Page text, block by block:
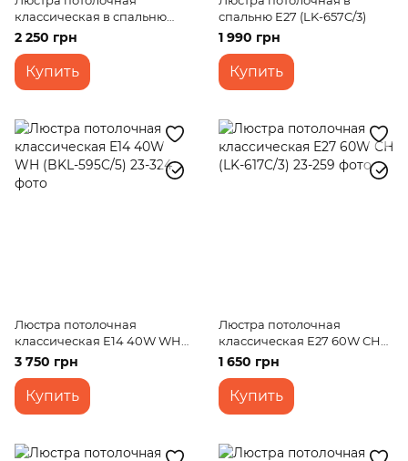
классическая в спальню
E14 40W WH (LK-554C/3)
2 250 грн
Купить
спальню E27 (LK-657C/3)
1 990 грн
Купить
Люстра потолочная
классическая E14 40W WH
(BKL-595C/5)
3 750 грн
Купить
Люстра потолочная
классическая E27 60W CH
(LK-617C/3)
1 650 грн
Купить